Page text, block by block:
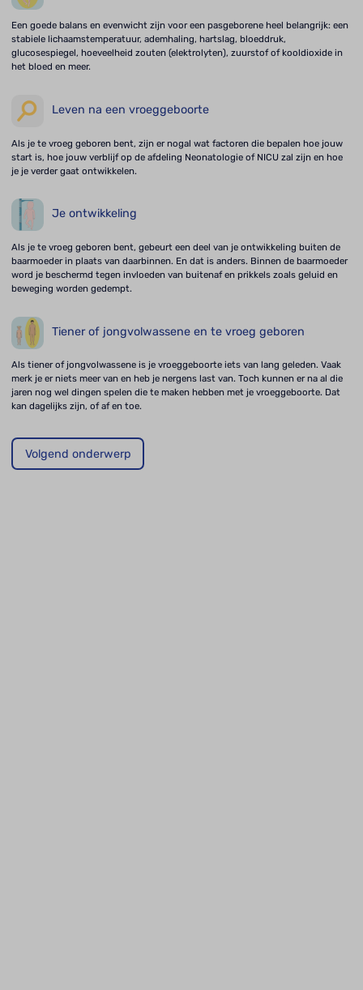
Een goede balans en evenwicht zijn voor een pasgeborene heel belangrijk: een
stabiele lichaamstemperatuur, ademhaling, hartslag, bloeddruk,
glucosespiegel, hoeveelheid zouten (elektrolyten), zuurstof of kooldioxide in
het bloed en meer.
Leven na een vroeggeboorte
Als je te vroeg geboren bent, zijn er nogal wat factoren die bepalen hoe jouw
start is, hoe jouw verblijf op de afdeling Neonatologie of NICU zal zijn en hoe
je je verder gaat ontwikkelen.
Je ontwikkeling
Als je te vroeg geboren bent, gebeurt een deel van je ontwikkeling buiten de
baarmoeder in plaats van daarbinnen. En dat is anders. Binnen de baarmoeder
word je beschermd tegen invloeden van buitenaf en prikkels zoals geluid en
beweging worden gedempt.
Tiener of jongvolwassene en te vroeg geboren
Als tiener of jongvolwassene is je vroeggeboorte iets van lang geleden. Vaak
merk je er niets meer van en heb je nergens last van. Toch kunnen er na al die
jaren nog wel dingen spelen die te maken hebben met je vroeggeboorte. Dat
kan dagelijks zijn, of af en toe.
Volgend onderwerp